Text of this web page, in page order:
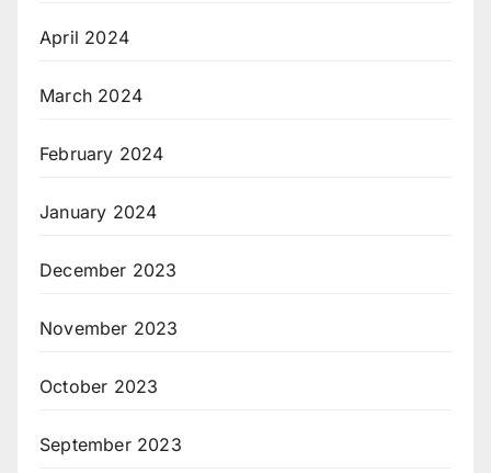
April 2024
March 2024
February 2024
January 2024
December 2023
November 2023
October 2023
September 2023